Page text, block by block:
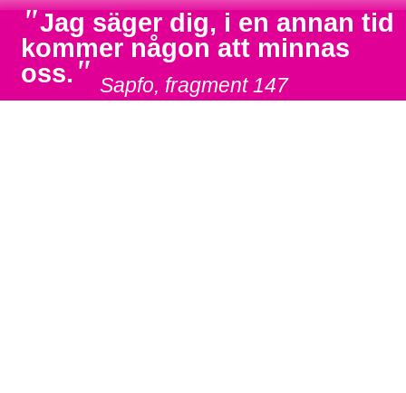
"Jag säger dig, i en annan tid
kommer någon att minnas
oss. " Sapfo, fragment 147